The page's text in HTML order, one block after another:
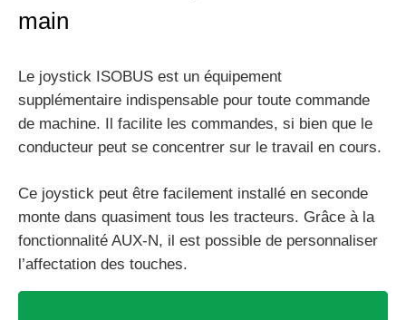
main
Le joystick ISOBUS est un équipement
supplémentaire indispensable pour toute commande
de machine. Il facilite les commandes, si bien que le
conducteur peut se concentrer sur le travail en cours.
Ce joystick peut être facilement installé en seconde
monte dans quasiment tous les tracteurs. Grâce à la
fonctionnalité AUX-N, il est possible de personnaliser
l’affectation des touches.